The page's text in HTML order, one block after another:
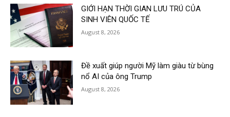
GIỚI HẠN THỜI GIAN LƯU TRÚ CỦA
SINH VIÊN QUỐC TẾ
August 8, 2026
Đề xuất giúp người Mỹ làm giàu từ bùng
nổ AI của ông Trump
August 8, 2026